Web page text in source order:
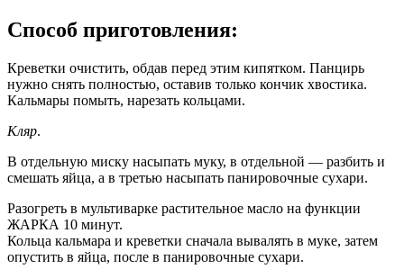
Способ приготовления:
Креветки очистить, обдав перед этим кипятком. Панцирь
нужно снять полностью, оставив только кончик хвостика.
Кальмары помыть, нарезать кольцами.
Кляр.
В отдельную миску насыпать муку, в отдельной — разбить и
смешать яйца, а в третью насыпать панировочные сухари.
Разогреть в мультиварке растительное масло на функции
ЖАРКА 10 минут.
Кольца кальмара и креветки сначала вывалять в муке, затем
опустить в яйца, после в панировочные сухари.